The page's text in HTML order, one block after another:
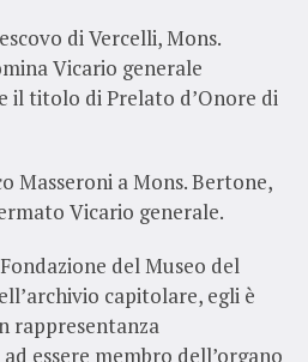
di Vercelli, Mons.
Vicario generale
il titolo di Prelato d’Onore di
Masseroni a Mons. Bertone,
Vicario generale.
del Museo del
capitolare, egli è
rappresentanza
essere membro dell’organo